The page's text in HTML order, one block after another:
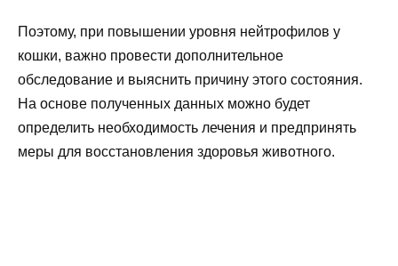
Поэтому, при повышении уровня нейтрофилов у
кошки, важно провести дополнительное
обследование и выяснить причину этого состояния.
На основе полученных данных можно будет
определить необходимость лечения и предпринять
меры для восстановления здоровья животного.